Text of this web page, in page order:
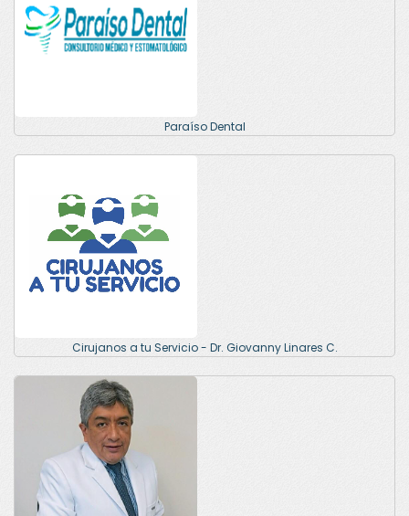
Paraíso Dental
Cirujanos a tu Servicio - Dr. Giovanny Linares C.